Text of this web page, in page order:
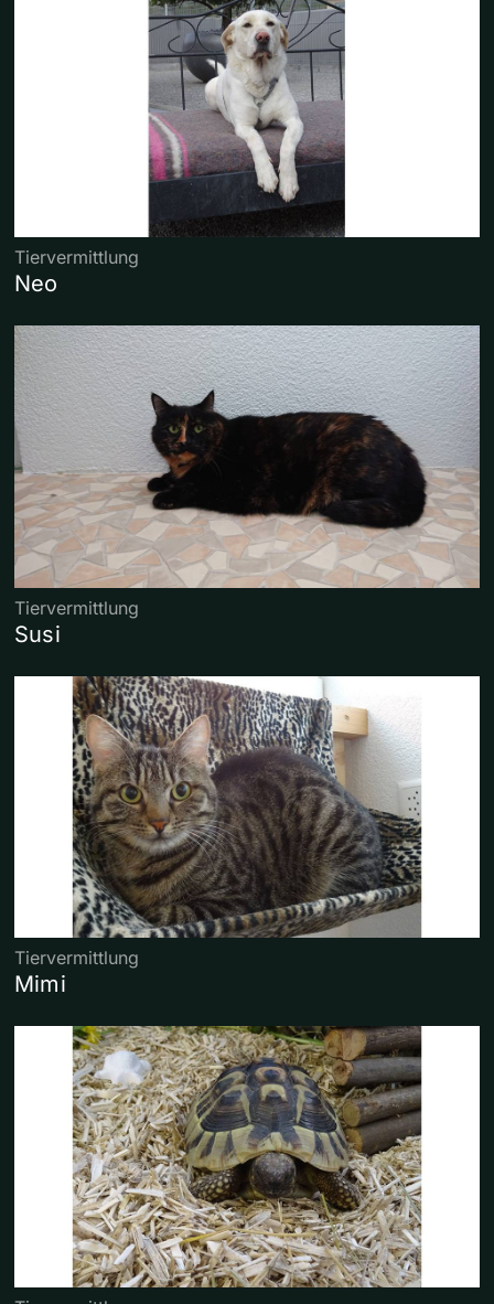
Tiervermittlung
Neo
Tiervermittlung
Susi
Tiervermittlung
Mimi